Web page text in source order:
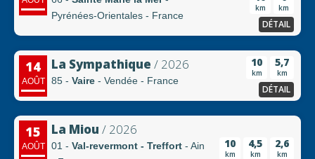
Pyrénées-Orientales - France
km km
DÉTAIL
14
AOÛT
La Sympathique / 2026
85 - Vaire - Vendée - France
10
km
5,7
km
DÉTAIL
15
AOÛT
La Miou / 2026
01 - Val-revermont - Treffort - Ain
10
km
4,5
km
2,6
km